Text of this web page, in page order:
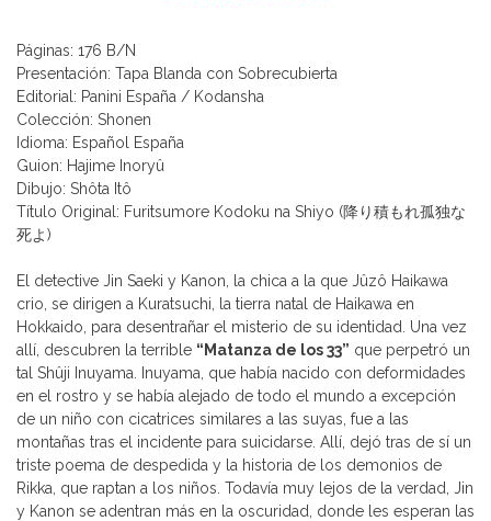
Páginas: 176 B/N
Presentación: Tapa Blanda con Sobrecubierta
Editorial: Panini España / Kodansha
Colección: Shonen
Idioma: Español España
Guion: Hajime Inoryû
Dibujo: Shôta Itô
Título Original: Furitsumore Kodoku na Shiyo (降り積もれ孤独な
死よ)
El detective Jin Saeki y Kanon, la chica a la que Jûzô Haikawa
crio, se dirigen a Kuratsuchi, la tierra natal de Haikawa en
Hokkaido, para desentrañar el misterio de su identidad. Una vez
allí, descubren la terrible “Matanza de los 33” que perpetró un
tal Shûji Inuyama. Inuyama, que había nacido con deformidades
en el rostro y se había alejado de todo el mundo a excepción
de un niño con cicatrices similares a las suyas, fue a las
montañas tras el incidente para suicidarse. Allí, dejó tras de sí un
triste poema de despedida y la historia de los demonios de
Rikka, que raptan a los niños. Todavía muy lejos de la verdad, Jin
y Kanon se adentran más en la oscuridad, donde les esperan las